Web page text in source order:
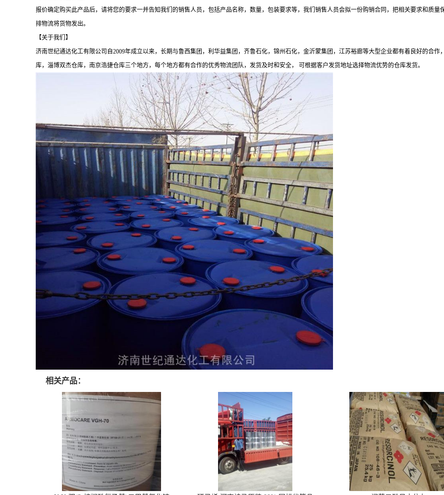
报价确定购买此产品后，请将您的要求一并告知我们的销售人员，包括产品名称，数量，包装要求等，我们销售人员会拟一份购销合同，把相关要求和质
排物流将货物发出。
【关于我们】
济南世纪通达化工有限公司自2009年成立以来，长期与鲁西集团，利华益集团，齐鲁石化，锦州石化，金沂蒙集团，江苏裕廊等大型企业都有着良好的合
库，淄博双杰仓库，南京浩捷仓库三个地方，每个地方都有合作的优秀物流团队，发货及时和安全， 可根据客户发货地址选择物流优势的仓库发货。
相关产品：